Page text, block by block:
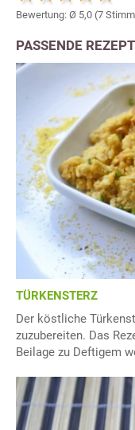
Bewertung: Ø 5,0 (7
PASSENDE
TÜRKENSTERZ
Der köstliche
zuzubereiten. Das
Beilage zu Deftigem